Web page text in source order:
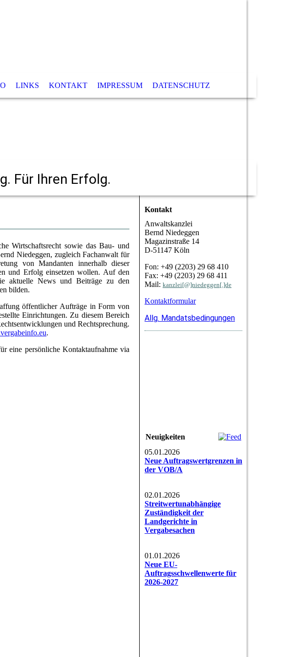
LINKS KONTAKT IMPRESSUM DATENSCHUTZ
Für Ihren Erfolg.
Wirtschaftsrecht sowie das Bau- und
Niedeggen, zugleich Fachanwalt für
von Mandanten innerhalb dieser
und Erfolg einsetzen wollen. Auf den
aktuelle News und Beiträge zu den
bilden.
öffentlicher Aufträge in Form von
Einrichtungen. Zu diesem Bereich
und Rechtsprechung.
.
eine persönliche Kontaktaufnahme via
Kontakt
Anwaltskanzlei
Bernd Niedeggen
Magazinstraße 14
D-51147 Köln
Fon: +49 (2203) 29 68 410
Fax: +49 (2203) 29 68 411
Mail: kanzlei[@]niedeggen[.]de
Kontaktformular
Allg. Mandatsbedingungen
Neuigkeiten
05.01.2026
Neue Auftragswertgrenzen in
der VOB/A
02.01.2026
Streitwertunabhängige
Zuständigkeit der
Landgerichte in
Vergabesachen
01.01.2026
Neue EU-
Auftragsschwellenwerte für
2026-2027